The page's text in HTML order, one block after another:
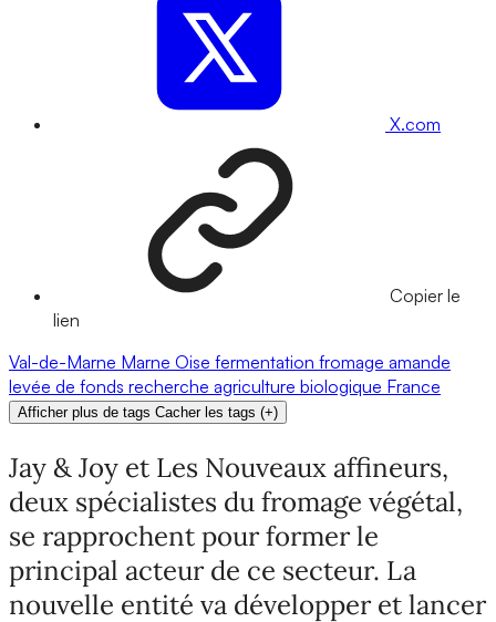
X.com
Copier le
lien
Val-de-Marne Marne Oise fermentation fromage amande
levée de fonds recherche agriculture biologique France
Afficher plus de tags Cacher les tags (+)
Jay & Joy et Les Nouveaux affineurs,
deux spécialistes du fromage végétal,
se rapprochent pour former le
principal acteur de ce secteur. La
nouvelle entité va développer et lancer